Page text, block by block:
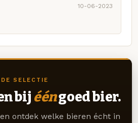
10-06-2023
DE SELECTIE
bij ééngoed bier.
ontdek welke bieren écht in